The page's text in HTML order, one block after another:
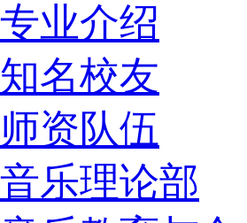
专业介绍
知名校友
师资队伍
音乐理论部